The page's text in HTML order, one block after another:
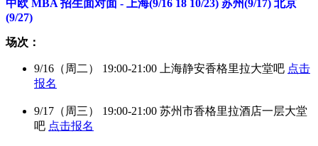
中欧 MBA 招生面对面 - 上海(9/16 18 10/23) 苏州(9/17) 北京
(9/27)
场次：
9/16（周二） 19:00-21:00 上海静安香格里拉大堂吧 点击
报名
9/17（周三） 19:00-21:00 苏州市香格里拉酒店一层大堂
吧 点击报名